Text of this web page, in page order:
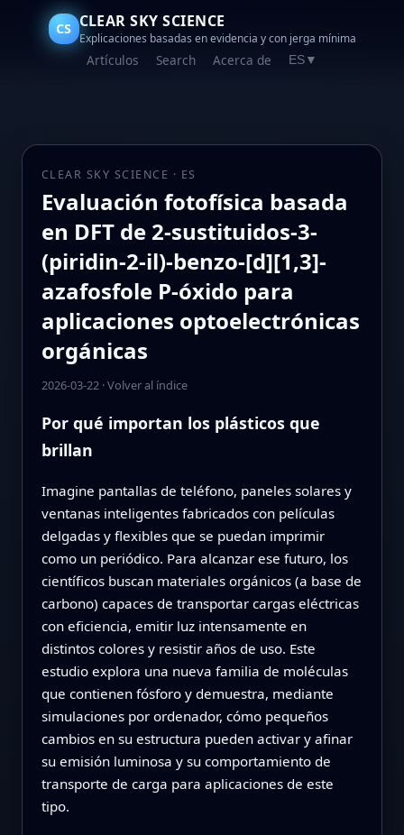
CS CLEAR SKY SCIENCE
Explicaciones basadas en evidencia y con jerga mínima
Artículos Search Acerca de ES ▼
CLEAR SKY SCIENCE · ES
Evaluación fotofísica basada
en DFT de 2‑sustituidos-3-
(piridin-2-il)-benzo-[d][1,3]-
azafosfole P-óxido para
aplicaciones optoelectrónicas
orgánicas
2026-03-22·Volver al índice
Por qué importan los plásticos que
brillan
Imagine pantallas de teléfono, paneles solares y
ventanas inteligentes fabricados con películas
delgadas y flexibles que se puedan imprimir
como un periódico. Para alcanzar ese futuro, los
científicos buscan materiales orgánicos (a base de
carbono) capaces de transportar cargas eléctricas
con eficiencia, emitir luz intensamente en
distintos colores y resistir años de uso. Este
estudio explora una nueva familia de moléculas
que contienen fósforo y demuestra, mediante
simulaciones por ordenador, cómo pequeños
cambios en su estructura pueden activar y afinar
su emisión luminosa y su comportamiento de
transporte de carga para aplicaciones de este
tipo.